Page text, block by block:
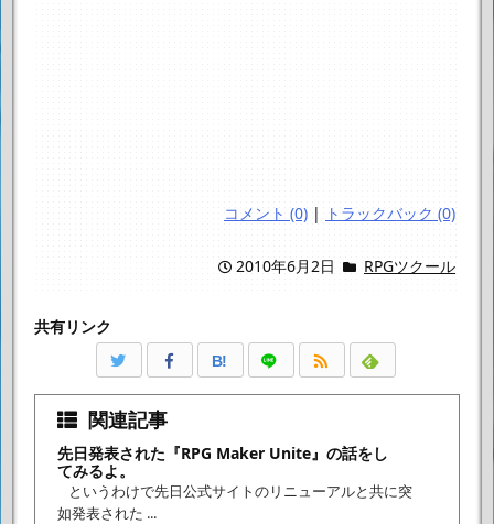
コメント (0) | トラックバック (0)
2010年6月2日 RPGツクール
共有リンク
B!
関連記事
先日発表された『RPG Maker Unite』の話をし
てみるよ。
というわけで先日公式サイトのリニューアルと共に突
如発表された ...